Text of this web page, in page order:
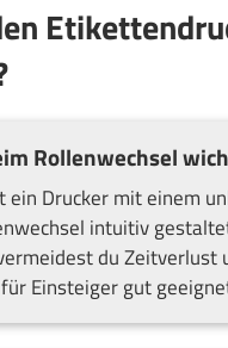
Rollenwechsel
Drucker mit einem
intuitiv
du
Einsteiger gut